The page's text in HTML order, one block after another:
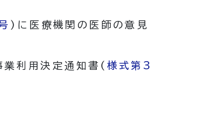
) に医療機関の医師の意見
業利用決定通知書 ( 様式第3